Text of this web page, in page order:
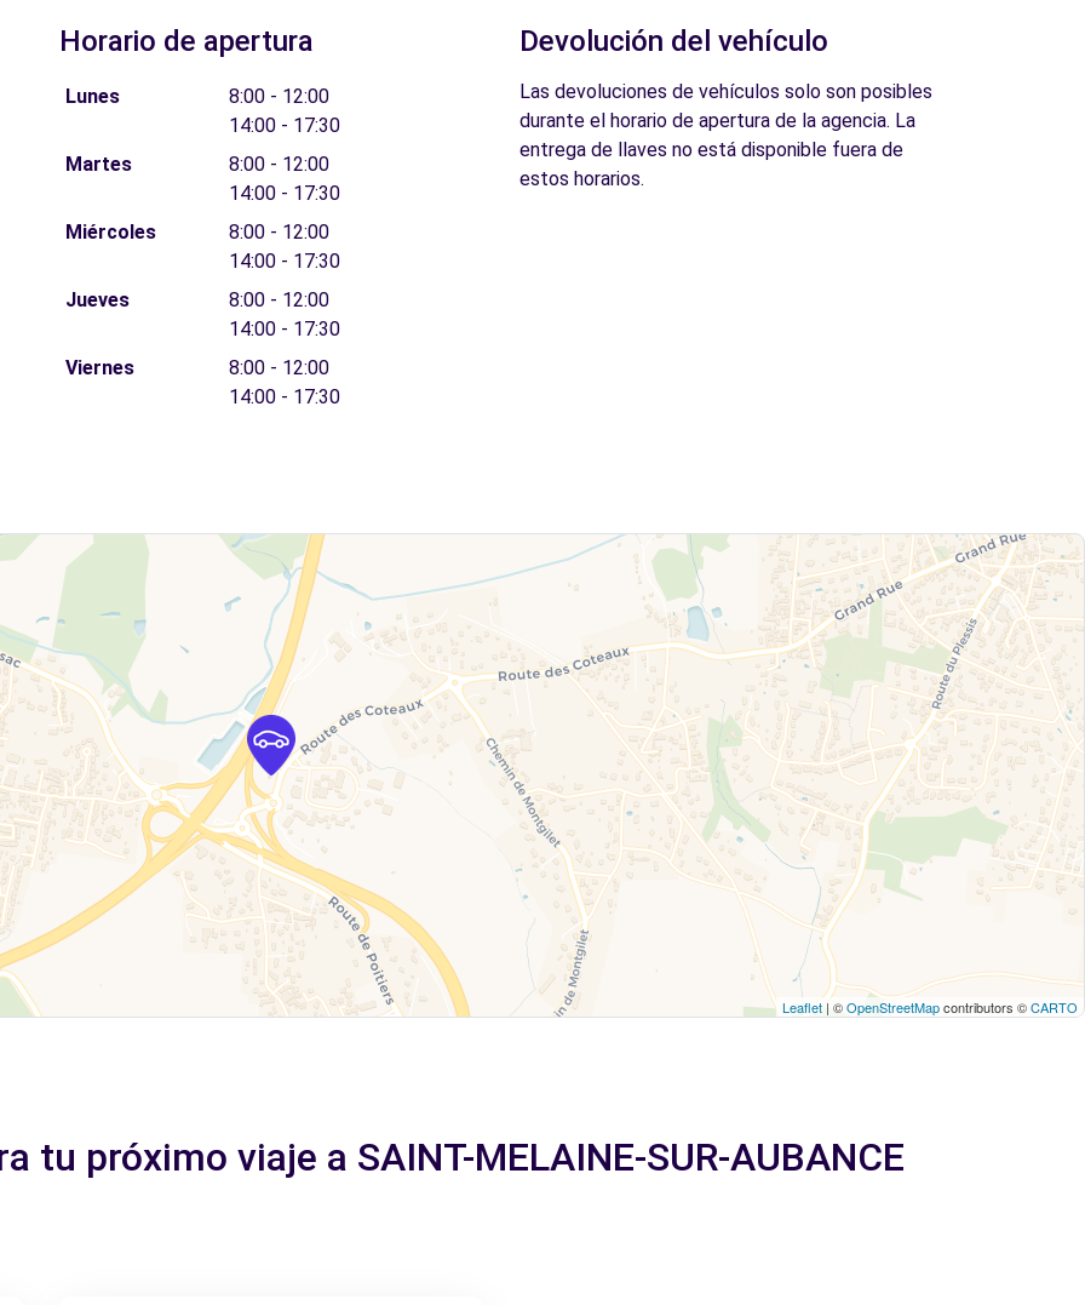
Horario de apertura
Lunes
8:00 - 12:00
14:00 - 17:30
Martes
8:00 - 12:00
14:00 - 17:30
Miércoles
8:00 - 12:00
14:00 - 17:30
Jueves
8:00 - 12:00
14:00 - 17:30
Viernes
8:00 - 12:00
14:00 - 17:30
Devolución del vehículo
Las devoluciones de vehículos solo son posibles
durante el horario de apertura de la agencia. La
entrega de llaves no está disponible fuera de
estos horarios.
Leaflet | ©OpenStreetMapcontributors ©CARTO
tu próximo viaje a SAINT-MELAINE-SUR-AUBANCE